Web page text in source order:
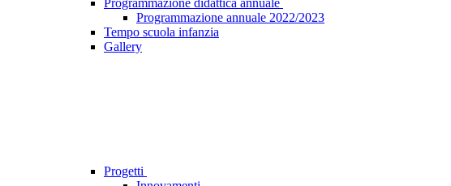
Programmazione didattica annuale
Programmazione annuale 2022/2023
Tempo scuola infanzia
Gallery
Progetti